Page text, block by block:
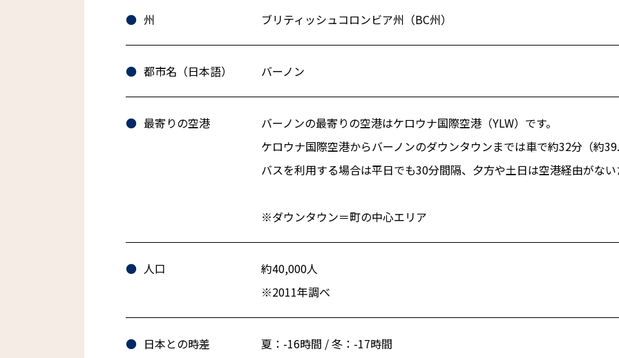
州 ブリティッシュコロンビア州（BC州）
都市名（日本語） バーノン
最寄りの空港
バーノンの最寄りの空港はケロウナ国際空港（YLW）です。
ケロウナ国際空港からバーノンのダウンタウンまでは車で約32分（約
バスを利用する場合は平日でも30分間隔、夕方や土日は空港経由がな
※ダウンタウン＝町の中心エリア
人口
約40,000人
※2011年調べ
日本との時差 夏：-16時間 / 冬：-17時間